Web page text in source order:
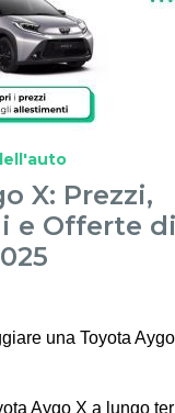
X: Prezzi,
e Offerte di
una Toyota
Aygo X a lungo